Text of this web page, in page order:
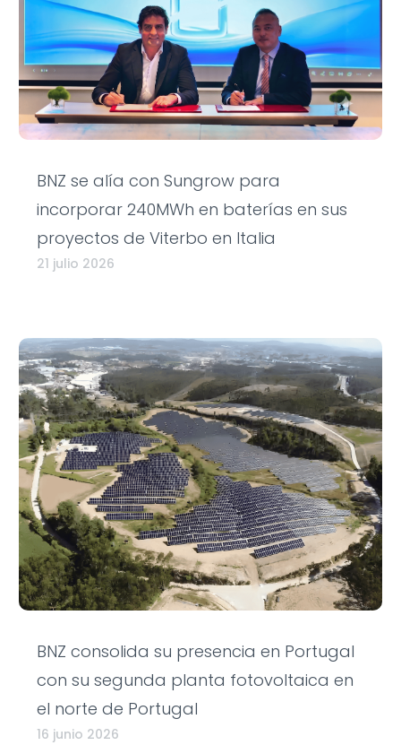
BNZ se alía con Sungrow para
incorporar 240MWh en baterías en sus
proyectos de Viterbo en Italia
21 julio 2026
BNZ consolida su presencia en Portugal
con su segunda planta fotovoltaica en
el norte de Portugal
16 junio 2026